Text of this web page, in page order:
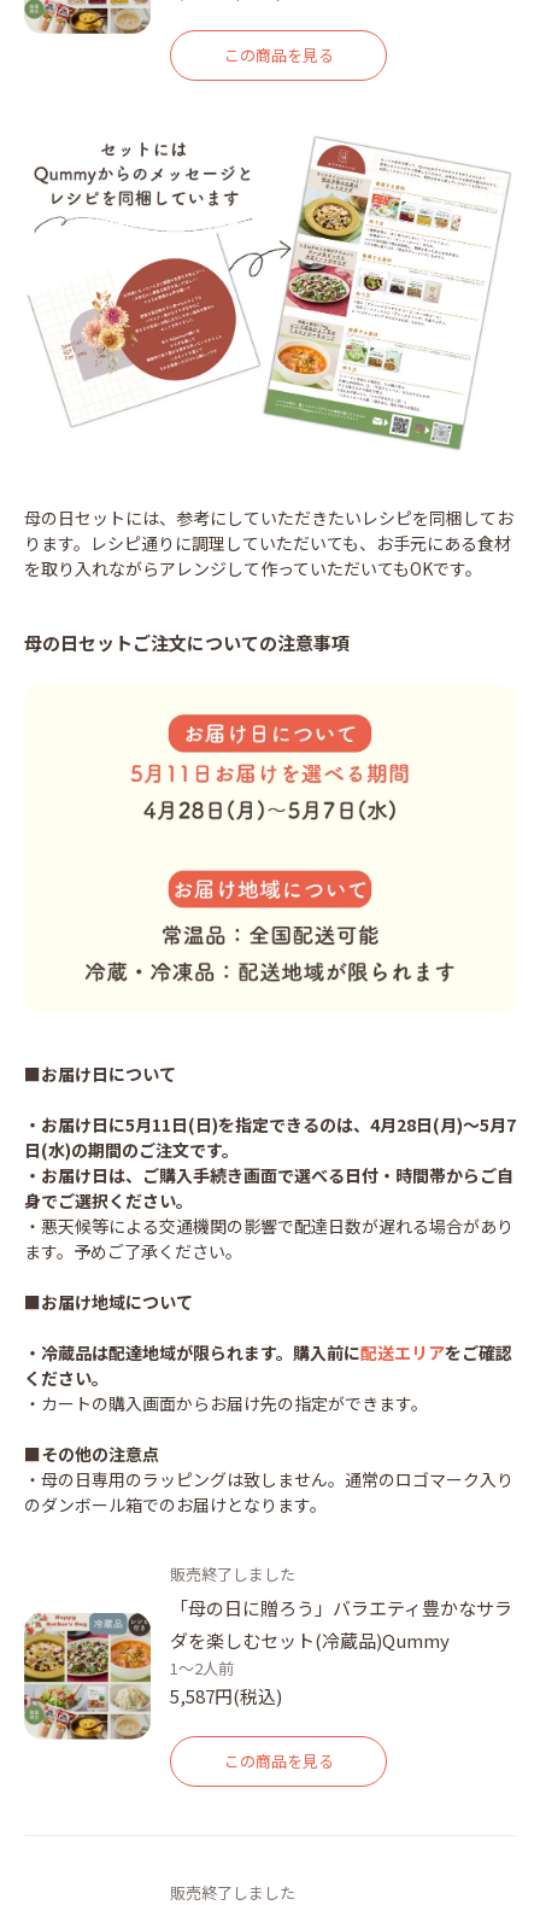
この商品を見る
母の日セットには、参考にしていただきたいレシピを同梱してお
ります。レシピ通りに調理していただいても、お手元にある食材
を取り入れながらアレンジして作っていただいてもOKです。
母の日セットご注文についての注意事項
■お届け日について
・お届け日に5月11日(日)を指定できるのは、4月28日(月)～5月7
日(水)の期間のご注文です。
・お届け日は、ご購入手続き画面で選べる日付・時間帯からご自
身でご選択ください。
・悪天候等による交通機関の影響で配達日数が遅れる場合があり
ます。予めご了承ください。
■お届け地域について
・冷蔵品は配達地域が限られます。購入前に配送エリアをご確認
ください。
・カートの購入画面からお届け先の指定ができます。
■その他の注意点
・母の日専用のラッピングは致しません。通常のロゴマーク入り
のダンボール箱でのお届けとなります。
販売終了しました
「母の日に贈ろう」バラエティ豊かなサラ
ダを楽しむセット(冷蔵品)Qummy
1～2人前
5,587円(税込)
この商品を見る
販売終了しました